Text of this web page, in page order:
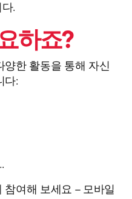
.
하죠?
양한 활동을 통해 자신
다:
여해 보세요 – 모바일